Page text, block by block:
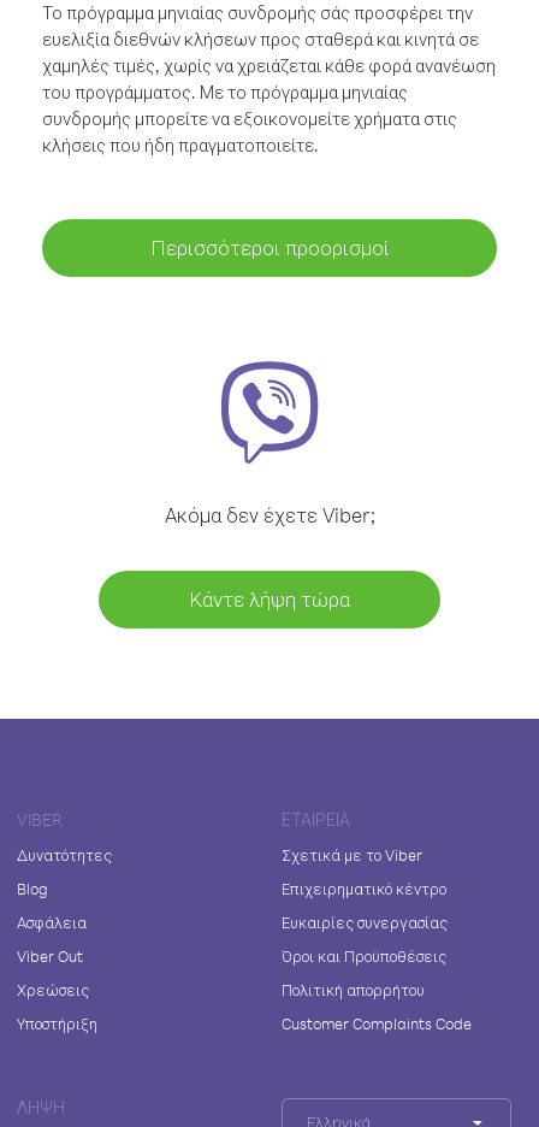
Το πρόγραμμα μηνιαίας συνδρομής σάς προσφέρει την
ευελιξία διεθνών κλήσεων προς σταθερά και κινητά σε
χαμηλές τιμές, χωρίς να χρειάζεται κάθε φορά ανανέωση
του προγράμματος. Με το πρόγραμμα μηνιαίας
συνδρομής μπορείτε να εξοικονομείτε χρήματα στις
κλήσεις που ήδη πραγματοποιείτε.
Περισσότεροι προορισμοί
Ακόμα δεν έχετε Viber;
Κάντε λήψη τώρα
VIBER
Δυνατότητες
Blog
Ασφάλεια
Viber Out
Χρεώσεις
Υποστήριξη
ΕΤΑΙΡΕΊΑ
Σχετικά με το Viber
Επιχειρηματικό κέντρο
Ευκαιρίες συνεργασίας
Όροι και Προϋποθέσεις
Πολιτική απορρήτου
Customer Complaints Code
ΛΉΨΗ
Ελληνικά